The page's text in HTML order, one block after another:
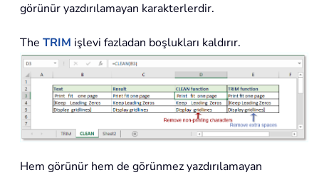
görünür yazdırılamayan karakterlerdir.
The TRIM işlevi fazladan boşlukları kaldırır.
Hem görünür hem de görünmez yazdırılamayan